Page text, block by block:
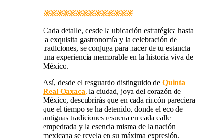
※※※※※※※※※※※※※※
Cada detalle, desde la ubicación estratégica hasta
la exquisita gastronomía y la celebración de
tradiciones, se conjuga para hacer de tu estancia
una experiencia memorable en la historia viva de
México.
Así, desde el resguardo distinguido de Quinta
Real Oaxaca, la ciudad, joya del corazón de
México, descubrirás que en cada rincón pareciera
que el tiempo se ha detenido, donde el eco de
antiguas tradiciones resuena en cada calle
empedrada y la esencia misma de la nación
mexicana se revela en su máxima expresión.